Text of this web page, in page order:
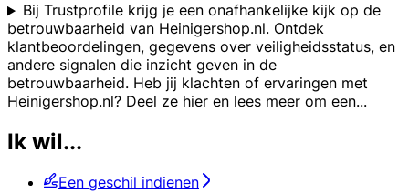
Bij Trustprofile krijg je een onafhankelijke kijk op de
betrouwbaarheid van Heinigershop.nl. Ontdek
klantbeoordelingen, gegevens over veiligheidsstatus, en
andere signalen die inzicht geven in de
betrouwbaarheid. Heb jij klachten of ervaringen met
Heinigershop.nl? Deel ze hier en lees meer om een...
Ik wil...
Een geschil indienen